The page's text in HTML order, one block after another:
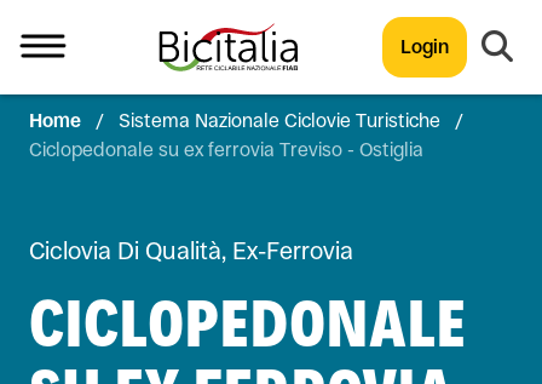
Login
TUTTO
Home / Sistema Nazionale Ciclovie Turistiche
/
Ciclopedonale su ex ferrovia Treviso - Ostiglia
Ciclovia Di Qualità, Ex-Ferrovia
CICLOPEDONALE